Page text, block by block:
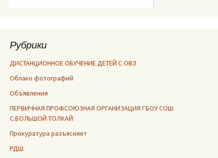
Рубрики
ДИСТАНЦИОННОЕ ОБУЧЕНИЕ ДЕТЕЙ С ОВЗ
Облако фотографий
Объявления
ПЕРВИЧНАЯ ПРОФСОЮЗНАЯ ОРГАНИЗАЦИЯ ГБОУ СОШ
С.БОЛЬШОЙ ТОЛКАЙ
Прокуратура разъясняет
РДШ